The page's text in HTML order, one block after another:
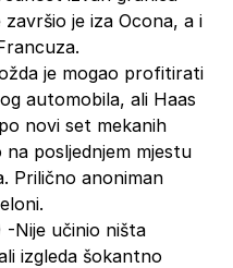
je iza Ocona, a i
je mogao profitirati
automobila, ali Haas
novi set mekanih
posljednjem mjestu
Prilično anoniman
-Nije učinio ništa
izgleda šokantno